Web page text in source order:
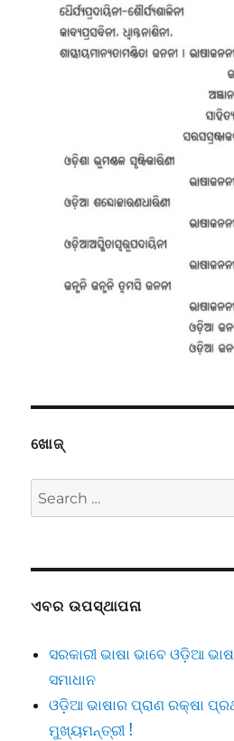
ଖୋଜ୍
Search
for:
ଏବର ଉପସ୍ଥାପନା
ସରକାରୀ ଭାଷା ଭାବେ ଓଡ଼ିଆ
ସମାଧାନ
ଓଡ଼ିଆ ଭାଷାର ପ୍ରାଣ ରକ୍ଷା
ମୁଖ୍ୟମନ୍ତ୍ରୀ !